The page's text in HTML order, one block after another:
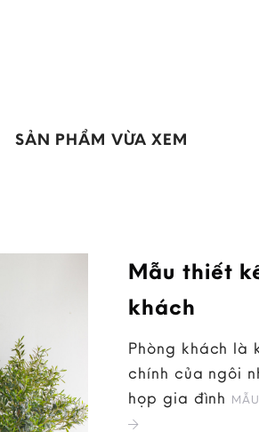
SẢN PHẨM VỪA XEM
Mẫu thiết
khách
Phòng khách là
chính của ngôi
họp gia đình